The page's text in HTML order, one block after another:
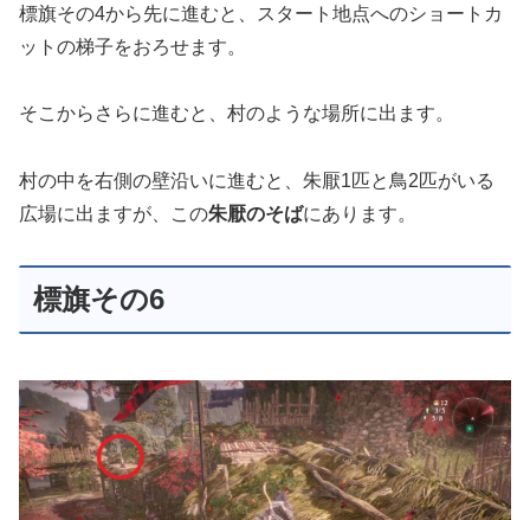
標旗その4から先に進むと、スタート地点へのショートカ
ットの梯子をおろせます。
そこからさらに進むと、村のような場所に出ます。
村の中を右側の壁沿いに進むと、朱厭1匹と鳥2匹がいる
広場に出ますが、この朱厭のそばにあります。
標旗その6